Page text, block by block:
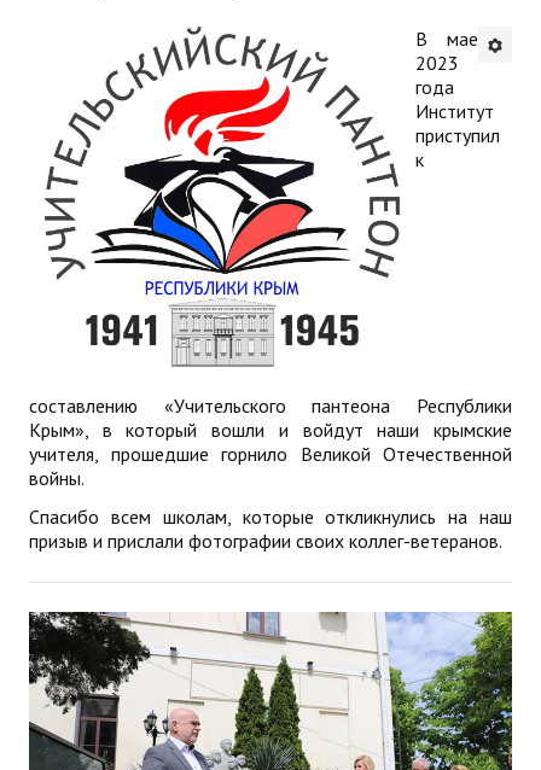
АНОНСЫ
ИНСТИТУТ
Противодействие коррупции
В ПОМОЩЬ УЧИТЕЛЮ
Организация УВП
Карта ГИА РК
Советуем прочитать
ДПО
Профессиональная переподготовка
Повышение квалификации
КОНТАКТЫ
В мае
2023
года
Институт
приступил
к
составлению «Учительского пантеона Республики
Крым», в который вошли и войдут наши крымские
учителя, прошедшие горнило Великой Отечественной
войны.
Спасибо всем школам, которые откликнулись на наш
призыв и прислали фотографии своих коллег-ветеранов.